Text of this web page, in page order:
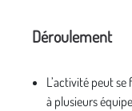
Déroulement
L’activité peut
à plusieurs